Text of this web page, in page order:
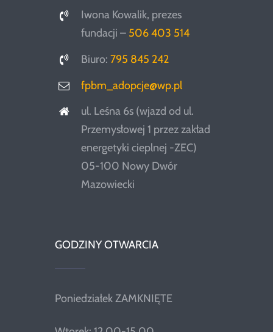
Iwona Kowalik, prezes
fundacji – 506 403 514
Biuro:795 845 242
fpbm_adopcje@wp.pl
ul. Leśna 6s (wjazd od ul.
Przemysłowej 1 przez zakład
energetyki cieplnej -ZEC)
05-100 Nowy Dwór
Mazowiecki
GODZINY OTWARCIA
Poniedziałek ZAMKNIĘTE